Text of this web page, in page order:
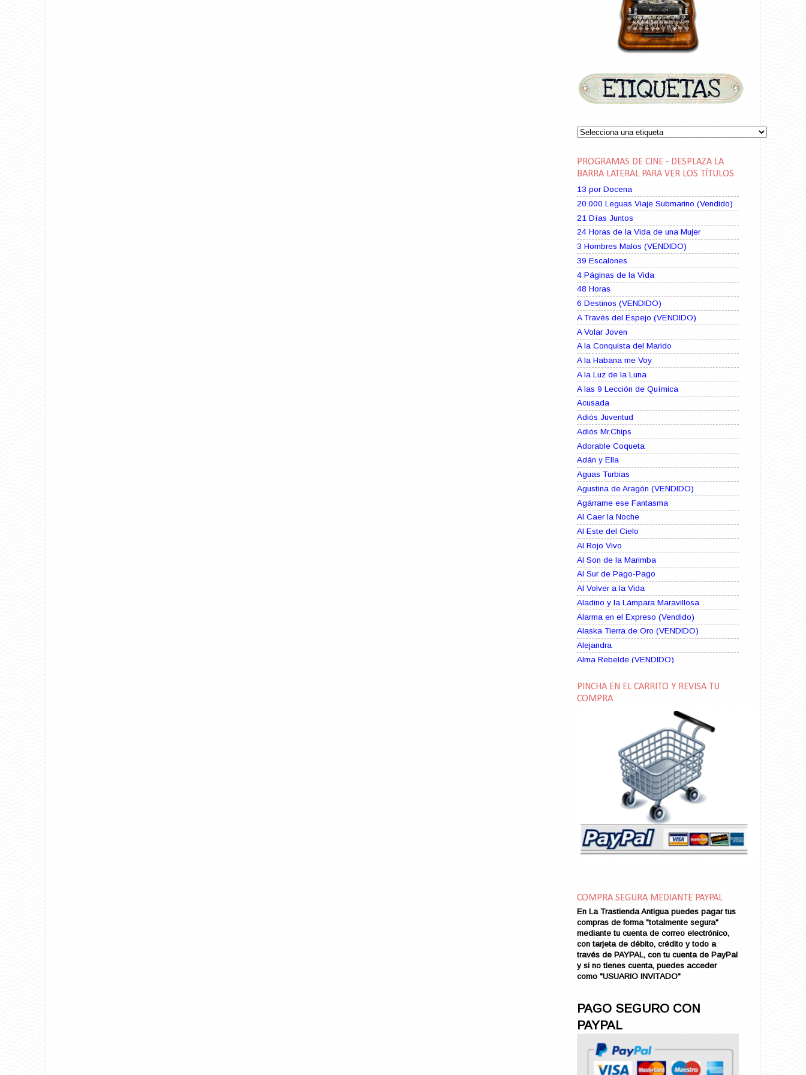
PROGRAMAS DE CINE - DESPLAZA LA
BARRA LATERAL PARA VER LOS TÍTULOS
13 por Docena
20.000 Leguas Viaje Submarino (Vendido)
21 Días Juntos
24 Horas de la Vida de una Mujer
3 Hombres Malos (VENDIDO)
39 Escalones
4 Páginas de la Vida
48 Horas
6 Destinos (VENDIDO)
A Través del Espejo (VENDIDO)
A Volar Joven
A la Conquista del Marido
A la Habana me Voy
A la Luz de la Luna
A las 9 Lección de Química
Acusada
Adiós Juventud
Adiós Mr.Chips
Adorable Coqueta
Adán y Ella
Aguas Turbias
Agustina de Aragón (VENDIDO)
Agárrame ese Fantasma
Al Caer la Noche
Al Este del Cielo
Al Rojo Vivo
Al Son de la Marimba
Al Sur de Pago-Pago
Al Volver a la Vida
Aladino y la Lámpara Maravillosa
Alarma en el Expreso (Vendido)
Alaska Tierra de Oro (VENDIDO)
Alejandra
Alma Rebelde (VENDIDO)
Alma en Suplicio (VENDIDO)
Almas Borrascosas
Amame esta Noche (VENDIDO)
Amanda La Paciente Peligrosa
Amarga Victoria
Amor a Medianoche
Amor en Conserva (VENDIDO)
Amor que Mata
Amor sin Refugio
Ana de Brooklyn
Ana y El Rey de Siam
Anatomía de un Asesinato
Andrés Harvey Millonario (VENDIDO)
Andrés Harvey Tenorio
Andrés Harvey se Enamora (VENDIDO)
Aníbal
Aquella Noche en Rio
Arenas Sangrientas
Argel (VENDIDO)
Armonías de Juventud (VENDIDO)
PINCHA EN EL CARRITO Y REVISA TU
COMPRA
COMPRA SEGURA MEDIANTE PAYPAL
En La Trastienda Antigua puedes pagar tus
compras de forma "totalmente segura"
mediante tu cuenta de correo electrónico,
con tarjeta de débito, crédito y todo a
través de PAYPAL, con tu cuenta de PayPal
y si no tienes cuenta, puedes acceder
como "USUARIO INVITADO"
PAGO SEGURO CON
PAYPAL